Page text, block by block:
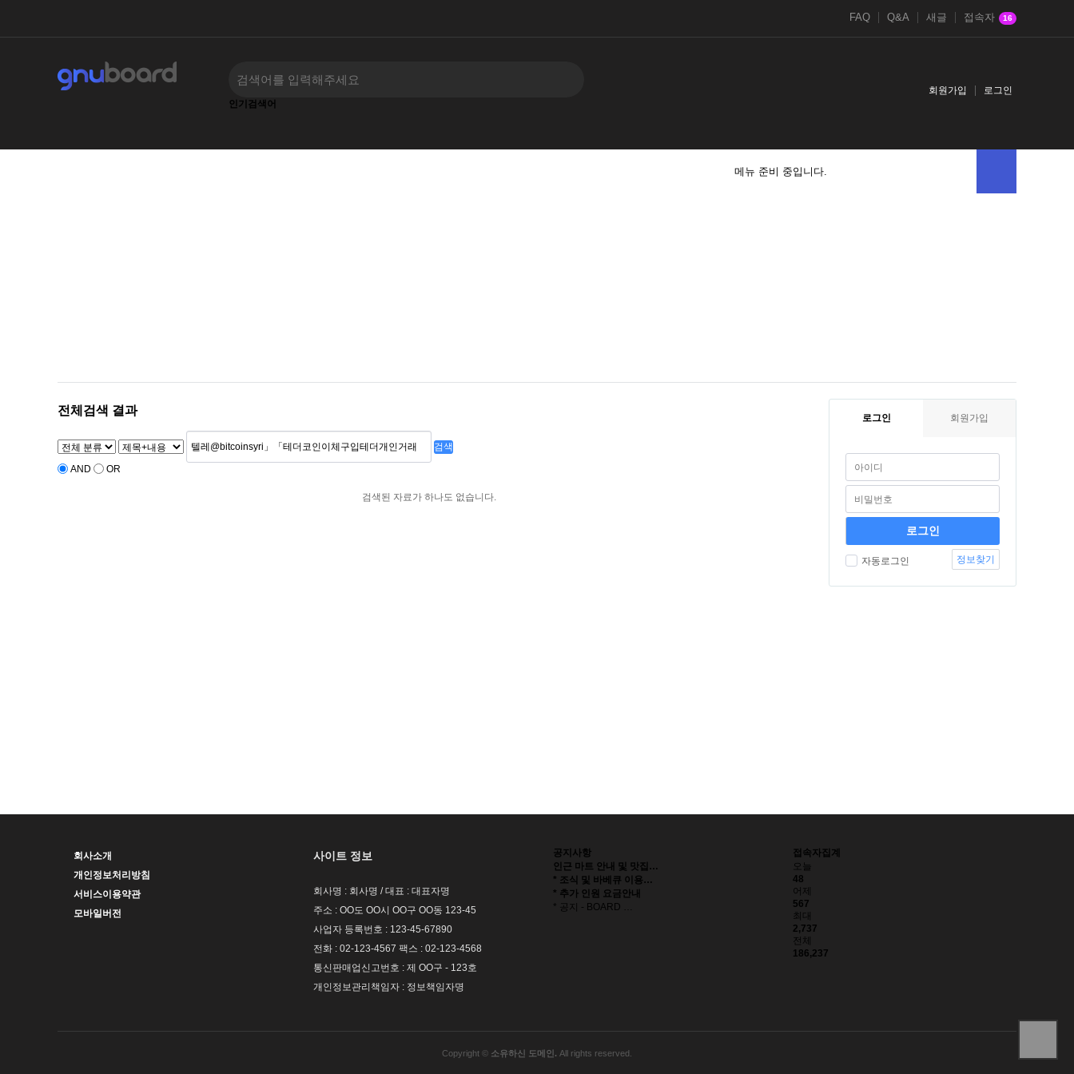
FAQ Q&A 새글 접속자 16
인기검색어
회원가입 로그인
메뉴 준비 중입니다.
전체검색 결과
검색
AND OR
검색된 자료가 하나도 없습니다.
로그인 회원가입
자동로그인 정보찾기
회사소개
개인정보처리방침
서비스이용약관
모바일버전
사이트 정보
회사명 : 회사명 / 대표 : 대표자명
주소 : OO도 OO시 OO구 OO동 123-45
사업자 등록번호 : 123-45-67890
전화 : 02-123-4567 팩스 : 02-123-4568
통신판매업신고번호 : 제 OO구 - 123호
개인정보관리책임자 : 정보책임자명
공지사항
인근 마트 안내 및 맛집…
* 조식 및 바베큐 이용…
* 추가 인원 요금안내
* 공지 - BOARD …
접속자집계
오늘
48
어제
567
최대
2,737
전체
186,237
Copyright © 소유하신 도메인. All rights reserved.